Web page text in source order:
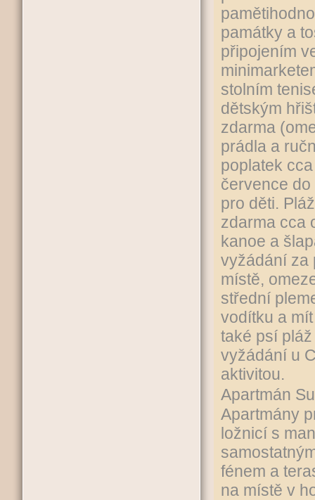
památky a
připojením
stolním
dětským
zdarma
prádla a
poplatek
července
pro děti.
zdarma cca
kanoe a
vyžádání za
místě,
střední
vodítku a
také psí
vyžádání u
aktivitou.
Apartmán
Apartmány
ložnicí s
fénem a
na místě v